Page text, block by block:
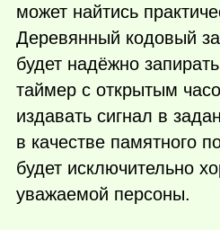
может найтись
Деревянный кодовый
будет надёжно
таймер с открытым
издавать сигнал в
в качестве памятного
будет исключительно
уважаемой персоны.